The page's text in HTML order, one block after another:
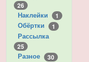
26
Наклейки 1
Обёртки 1
Рассылка
25
Разное 30